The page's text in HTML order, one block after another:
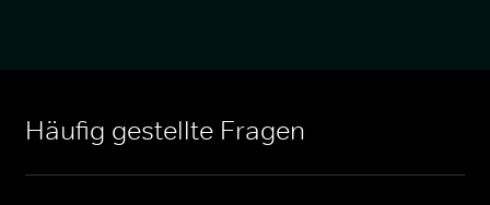
Häufig gestellte Fragen